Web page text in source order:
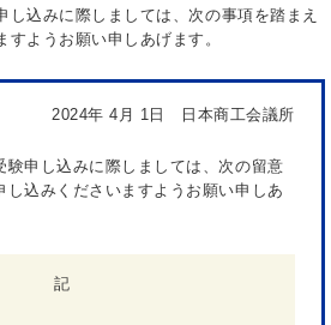
し込みに際しましては、次の事項を踏まえ
ようお願い申しあげます。
2024年 4月 1日 日本商工会議所
験申し込みに際しましては、次の留意
し込みくださいますようお願い申しあ
記